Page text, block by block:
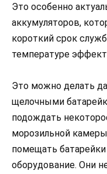
Это особенно
аккумуляторов,
короткий срок
температуре
Это можно делать
щелочными
подождать
морозильной
помещать
оборудование. Они